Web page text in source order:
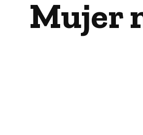
Mujer